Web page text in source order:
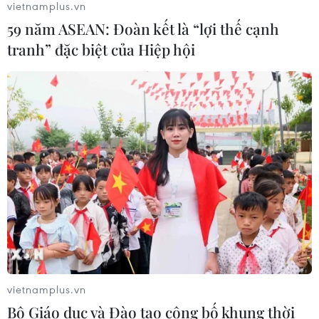
trong lịch sử
04/08/2026 15:17
Tây Ban Nha phát trực tiếp nhật thực
toàn phần từ độ cao 9.000 m
04/08/2026 13:23
Tàu chở hàng của Thổ Nhĩ Kỳ bị tấn
công trên Biển Đen
04/08/2026 05:54
Vì sao Google khiến Mỹ và
vietnamplus.vn
59 năm ASEAN: Đoàn kết là “lợi thế cạnh
tranh” đặc biệt của Hiệp hội
vietnamplus.vn
Bộ Giáo dục và Đào tạo công bố khung thời